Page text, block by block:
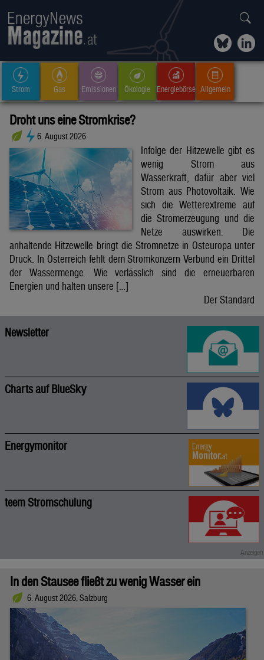
Strom Gas Emissionen Ökologie Energiebörse Allgemein
Droht uns eine Stromkrise?
6. August 2026
Infolge der Hitzewelle gibt es
wenig Strom aus
Wasserkraft, dafür aber viel
Strom aus Photovoltaik. Wie
sich die Wetterextreme auf
die Stromerzeugung und die
Netze auswirken. Die
anhaltende Hitzewelle bringt die Stromnetze in Osteuropa unter
Druck. In Österreich fehlt dem Stromkonzern Verbund ein Drittel
der Wassermenge. Wie verlässlich sind die erneuerbaren
Energien und halten unsere […]
Der Standard
Newsletter
Charts auf BlueSky
Energymonitor
teem Stromschulung
In den Stausee fließt zu wenig Wasser ein
6. August 2026, Salzburg